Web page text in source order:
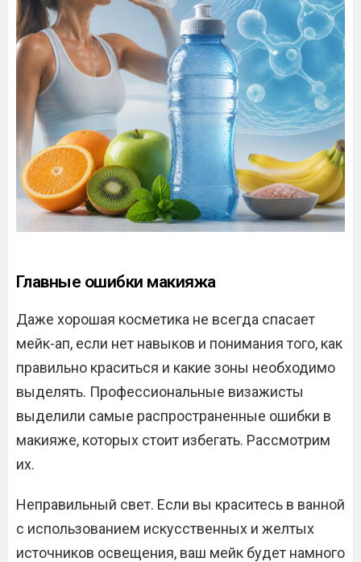
Главные ошибки макияжа
Даже хорошая косметика не всегда спасает
мейк-ап, если нет навыков и понимания того, как
правильно краситься и какие зоны необходимо
выделять. Профессиональные визажисты
выделили самые распространенные ошибки в
макияже, которых стоит избегать. Рассмотрим
их.
Неправильный свет. Если вы краситесь в ванной
с использованием искусственных и желтых
источников освещения, ваш мейк будет намного